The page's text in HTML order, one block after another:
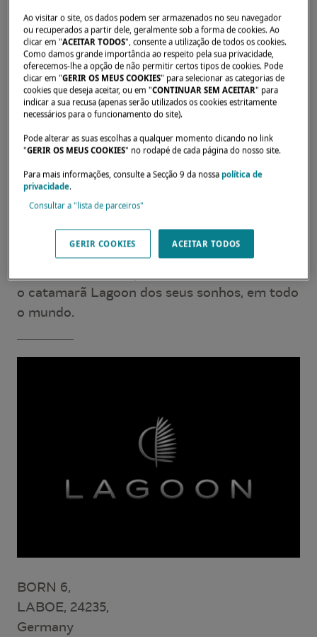
Os nossos revendedores estão disponíveis
para atender às suas expectativas e
o catamarã Lagoon dos seus sonhos, em todo
o mundo.
BORN 6,
LABOE, 24235,
Germany
Ao visitar o site, os dados podem ser armazenados no seu navegador
ou recuperados a partir dele, geralmente sob a forma de cookies. Ao
clicar em "ACEITAR TODOS", consente a utilização de todos os cookies.
Como damos grande importância ao respeito pela sua privacidade,
oferecemos-lhe a opção de não permitir certos tipos de cookies. Pode
clicar em "GERIR OS MEUS COOKIES" para selecionar as categorias de
cookies que deseja aceitar, ou em "CONTINUAR SEM ACEITAR" para
indicar a sua recusa (apenas serão utilizados os cookies estritamente
necessários para o funcionamento do site).
Pode alterar as suas escolhas a qualquer momento clicando no link
"GERIR OS MEUS COOKIES" no rodapé de cada página do nosso site.
Para mais informações, consulte a Secção 9 da nossapolítica de
privacidade.
Consultar a "lista de parceiros"
GERIR COOKIES ACEITAR TODOS